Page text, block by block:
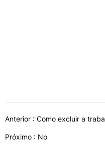
Anterior : Como excluir a
Próximo : No